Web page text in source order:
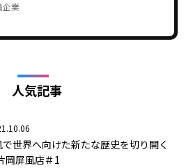
企業
人気記事
世界へ向けた新たな歴史を切り開く
岡屏風店＃1